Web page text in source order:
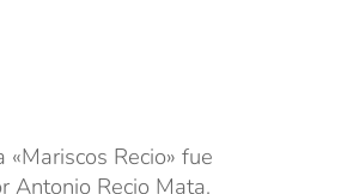
«Mariscos Recio» fue
Antonio Recio Mata.